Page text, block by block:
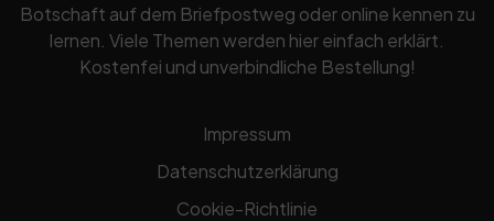
Botschaft auf dem Briefpostweg oder online kennen zu
lernen. Viele Themen werden hier einfach erklärt.
Kostenfei und unverbindliche Bestellung!
Impressum
Datenschutzerklärung
Cookie-Richtlinie